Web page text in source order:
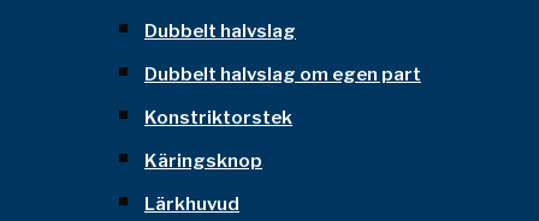
Dubbelt halvslag
Dubbelt halvslag om egen part
Konstriktorstek
Käringsknop
Lärkhuvud